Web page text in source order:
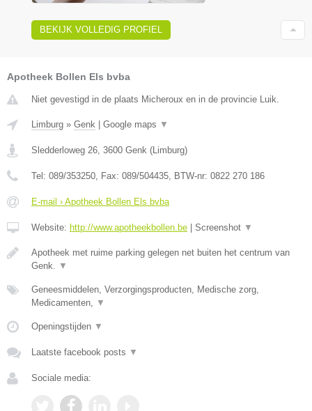
BEKIJK VOLLEDIG PROFIEL
Apotheek Bollen Els bvba
Niet gevestigd in de plaats Micheroux en in de provincie Luik.
Limburg » Genk | Google maps ▼
Sledderloweg 26 3600 Genk (Limburg)
Tel: 089/353250 , Fax: 089/504435 , BTW-nr: 0822 270 186
E-mail › Apotheek Bollen Els bvba
Website: http://www.apotheekbollen.be | Screenshot ▼
Apotheek met ruime parking gelegen net buiten het centrum van
Genk.
▼
Geneesmiddelen, Verzorgingsproducten, Medische zorg,
Medicamenten,
▼
Openingstijden ▼
Laatste facebook posts ▼
Sociale media: